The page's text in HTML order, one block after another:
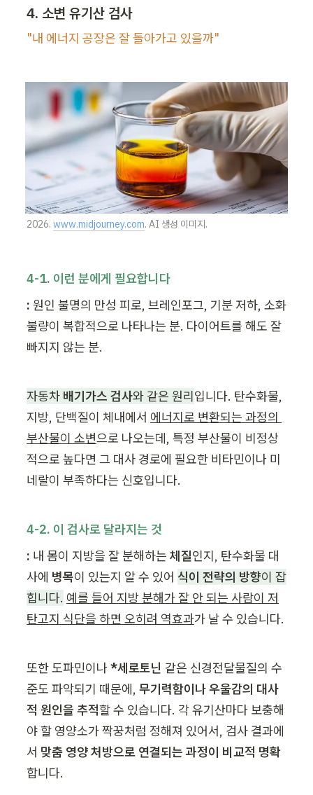
4. 소변 유기산 검사
"내 에너지 공장은 잘 돌아가고 있을까"
2026. www.midjourney.com. AI 생성 이미지.
4-1. 이런 분에게 필요합니다
: 원인 불명의 만성 피로, 브레인포그, 기분 저하, 소화
불량이 복합적으로 나타나는 분. 다이어트를 해도 잘
빠지지 않는 분.
자동차 배기가스 검사와 같은 원리입니다. 탄수화물,
지방, 단백질이 체내에서 에너지로 변환되는 과정의
부산물이 소변으로 나오는데, 특정 부산물이 비정상
적으로 높다면 그 대사 경로에 필요한 비타민이나 미
네랄이 부족하다는 신호입니다.
4-2. 이 검사로 달라지는 것
: 내 몸이 지방을 잘 분해하는 체질인지, 탄수화물 대
사에 병목이 있는지 알 수 있어 식이 전략의 방향이 잡
힙니다. 예를 들어 지방 분해가 잘 안 되는 사람이 저
탄고지 식단을 하면 오히려 역효과가 날 수 있습니다.
또한 도파민이나 *세로토닌 같은 신경전달물질의 수
준도 파악되기 때문에, 무기력함이나 우울감의 대사
적 원인을 추적할 수 있습니다. 각 유기산마다 보충해
야 할 영양소가 짝꿍처럼 정해져 있어서, 검사 결과에
서 맞춤 영양 처방으로 연결되는 과정이 비교적 명확
합니다.